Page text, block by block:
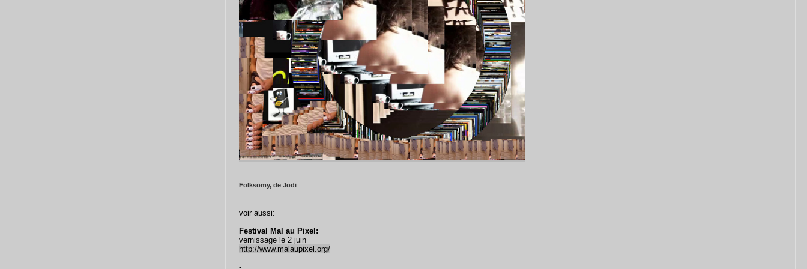
Folksomy, de Jodi
voir aussi:
Festival Mal au Pixel:
vernissage le 2 juin
http://www.malaupixel.org/
-